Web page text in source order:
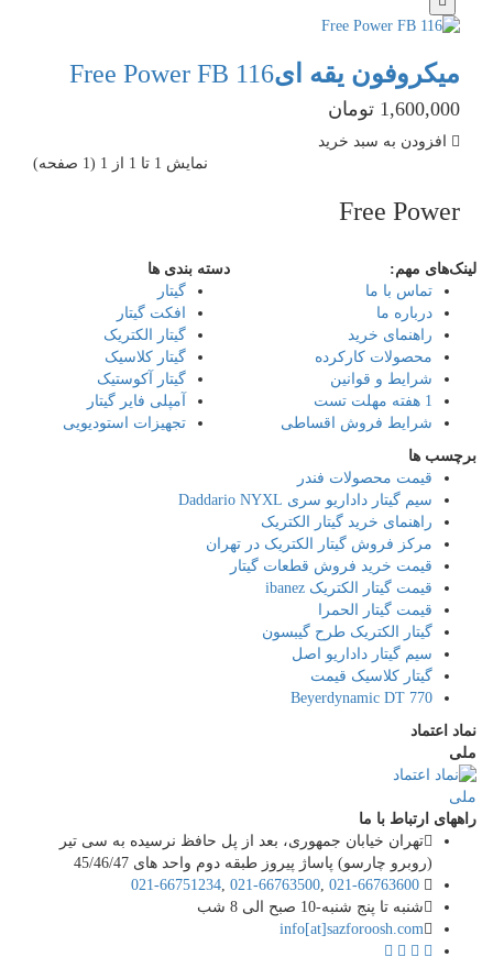
میکروفون یقه ایFree Power FB 116
1,600,000 تومان
افزودن به سبد خرید
نمايش 1 تا 1 از 1 (1 صفحه)
Free Power
لینک‌های مهم:
تماس با ما
درباره ما
راهنمای خرید
محصولات کارکرده
شرایط و قوانین
1 هفته مهلت تست
شرایط فروش اقساطی
دسته بندی ها
گیتار
افکت گیتار
گیتار الکتریک
گیتار کلاسیک
گیتار آکوستیک
آمپلی فایر گیتار
تجهیزات استودیویی
برچسب ها
قیمت محصولات فندر
سیم گیتار داداریو سری Daddario NYXL
راهنمای خرید گیتار الکتریک
مرکز فروش گیتار الکتریک در تهران
قیمت خرید فروش قطعات گیتار
قیمت گیتار الکتریک ibanez
قیمت گیتار الحمرا
گیتار الکتریک طرح گیبسون
سیم گیتار داداریو اصل
گیتار کلاسیک قیمت
Beyerdynamic DT 770
نماد اعتماد
ملی
راههای ارتباط با ما
تهران خیابان جمهوری، بعد از پل حافظ نرسیده به سی تیر
(روبرو چارسو) پاساژ پیروز طبقه دوم واحد های 45/46/47
021-66763600
021-66763500
021-66751234
شنبه تا پنج شنبه-10 صبح الی 8 شب
info[at]sazforoosh.com